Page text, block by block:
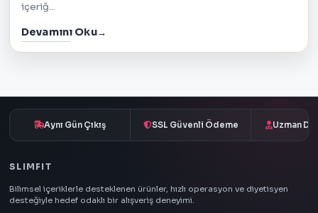
içeriğ...
Devamını Oku
Aynı Gün Çıkış SSL Güvenli Ödeme Uzman
SLIMFIT
Bilimsel içeriklerle desteklenen ürünler, hızlı operasyon ve diyetisyen
desteğiyle hedef odaklı bir alışveriş deneyimi.